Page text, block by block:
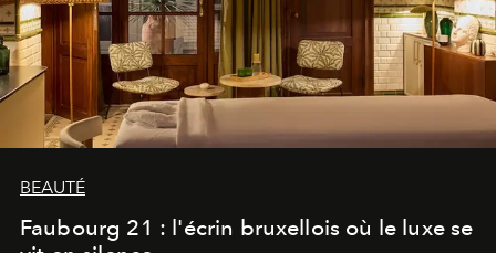
BEAUTÉ
Faubourg 21 : l'écrin bruxellois où le luxe se